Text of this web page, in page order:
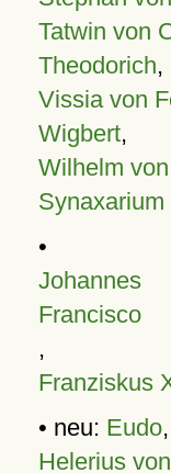
Tatwin von
Theodorich,
Vissia von
Wigbert,
Wilhelm
Synaxarium
•
Francisco
,
Franziskus
• neu: Eudo,
Helerius